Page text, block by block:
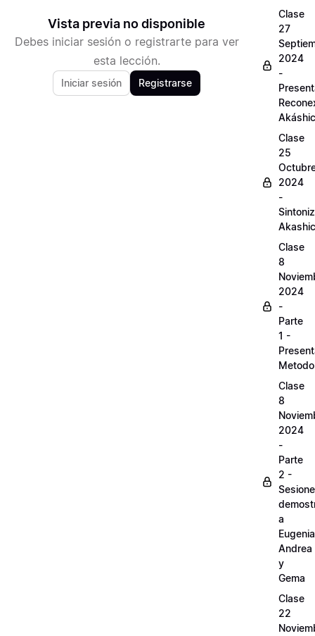
Vista previa no disponible
Debes iniciar sesión o registrarte para ver
esta lección.
Iniciar sesión Registrarse
Clase
27
2024
-
Clase
25
2024
-
Clase
8
2024
-
Parte
1 -
Clase
8
2024
-
Parte
2 -
a
Andrea
y
Gema
Clase
22